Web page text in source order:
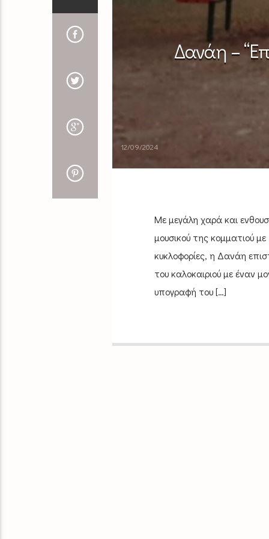
Δανάη –
12/09/2024
Με μεγάλη χαρά και
μουσικού της κομματιού
κυκλοφορίες, η Δανάη
του καλοκαιριού με έναν
υπογραφή του […]